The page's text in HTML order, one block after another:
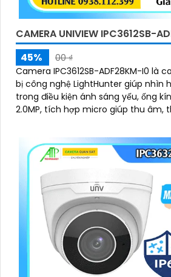
CAMERA UNIVIEW IPC3612SB-
45%
00 ₫
Camera IPC3612SB-ADF28KM-I0 là
bị công nghệ LightHunter giúp nhìn
trong điều kiện ánh sáng yếu, ống
2.0MP, tích hợp micro giúp thu âm,